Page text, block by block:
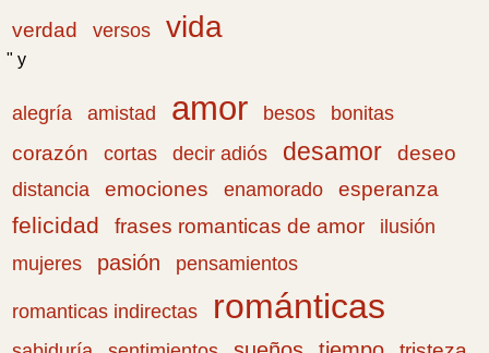
verdad
versos vida
" y
alegría amistad amor besos
bonitas
corazón
cortas decir adiós desamor deseo
distancia emociones enamorado esperanza
felicidad frases romanticas de amor
ilusión
mujeres
pasión pensamientos
romanticas indirectas románticas